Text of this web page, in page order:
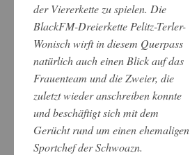
der Viererkette zu spielen. Die
BlackFM-Dreierkette Pelitz-Terler-
Wonisch wirft in diesem Querpass
natürlich auch einen Blick auf das
Frauenteam und die Zweier, die
zuletzt wieder anschreiben konnte
und beschäftigt sich mit dem
Gerücht rund um einen ehemaligen
Sportchef der Schwoazn.